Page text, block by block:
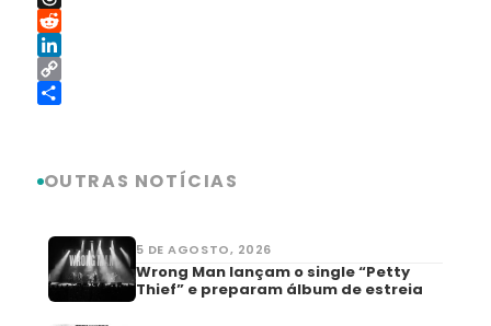
Threads
Reddit
LinkedIn
Copy
OUTRAS NOTÍCIAS
5 DE AGOSTO, 2026
Wrong Man lançam o single “Petty
Thief” e preparam álbum de estreia